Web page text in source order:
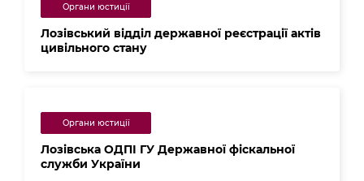
Органи юстиції
Лозівський відділ державної реєстрації актів
цивільного стану
Органи юстиції
Лозівська ОДПІ ГУ Державної фіскальної
служби України